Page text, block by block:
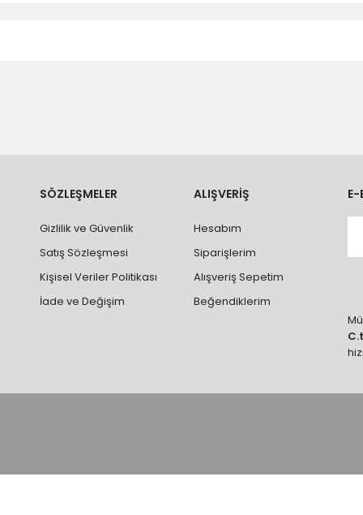
hatalar yüzünden onaylanmış siparişler iade alınmaz veya
ürünlerin siparişini vermeden önce ürünlerin montajını yapacak
SÖZLEŞMELER
Gizlilik ve Güvenlik
Satış Sözleşmesi
Kişisel Veriler Politikası
İade ve Değişim
ALIŞVERİŞ
Hesabım
Siparişlerim
Alışveriş Sepetim
Beğendiklerim
E-